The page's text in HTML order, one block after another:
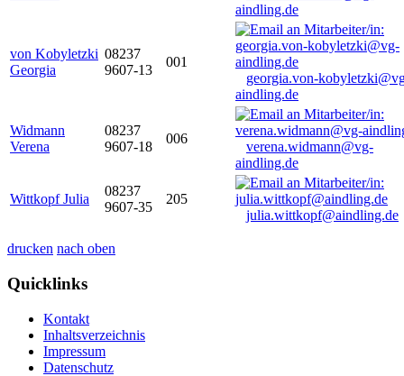
aindling.de
von Kobyletzki
Georgia
08237
9607-13
001
georgia.von-
aindling.de
Widmann
Verena
08237
9607-18
006
verena.widmann@vg-
aindling.de
Wittkopf Julia
08237
9607-35
205
julia.wittkopf@aindling.de
drucken nach oben
Quicklinks
Kontakt
Inhaltsverzeichnis
Impressum
Datenschutz